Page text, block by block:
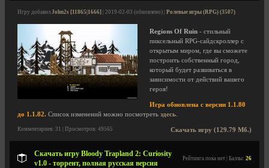
Игру добавил John2s [11865|1666] | 2019-02-03 (обновлено) | Ролевые игры (RPG) (3507)
Regions Of Ruin - стильный
пиксельный RPG-сайдскроллер с
открытым миром, где вы сможете
построить собственный город,
который будет развиваться в
зависимости от действий вашего
героя!
Игра обновлена с версии 1.1.80
до 1.1.82. Список изменений можно посмотреть здесь
Скачать игру (129.79 Мб.)
Комментариев: 31 | Просмотров: 49565
Скачать игру Bloody Trapland 2: Curiosity
v1.0 - торрент, полная русская версия
Рейтинга пока нет | Баллы: 26